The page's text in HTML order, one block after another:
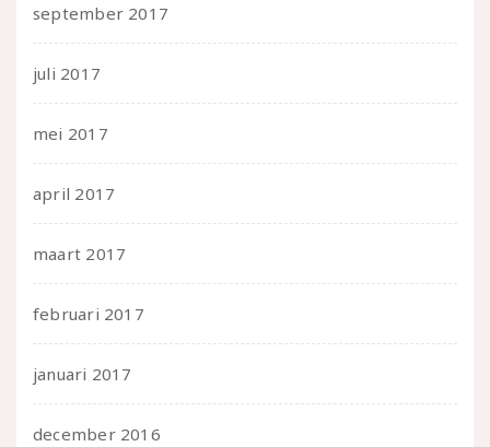
september 2017
juli 2017
mei 2017
april 2017
maart 2017
februari 2017
januari 2017
december 2016